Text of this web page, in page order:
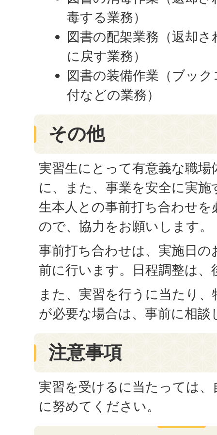
毒する業務）
図書の配架業務（返却
に戻す業務）
図書の装備作業（ブッ
付などの業務）
その他
実習生にとって有意義な職
に、また、事業を安全に実
生本人との事前打ち合わせ
ので、協力をお願いします。
事前打ち合わせは、実施日の
前に行います。日程調整は、
また、実習を行うに当たり
が必要な場合は、事前に相
注意事項
実習を受けるに当たっては
に努めてください。